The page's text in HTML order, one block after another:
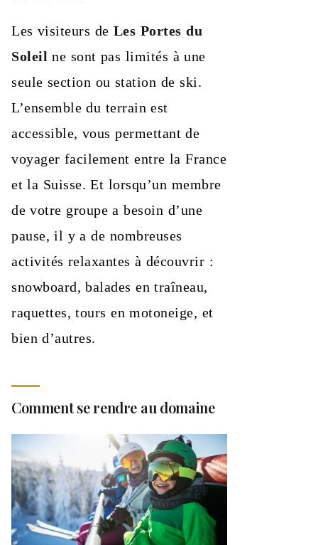
Les visiteurs de Les Portes du
Soleil ne sont pas limités à une
seule section ou station de ski.
L’ensemble du terrain est
accessible, vous permettant de
voyager facilement entre la France
et la Suisse. Et lorsqu’un membre
de votre groupe a besoin d’une
pause, il y a de nombreuses
activités relaxantes à découvrir :
snowboard, balades en traîneau,
raquettes, tours en motoneige, et
bien d’autres.
Comment se rendre au domaine